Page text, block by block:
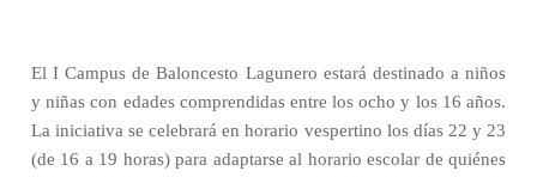
El I Campus de Baloncesto Lagunero estará destinado a niños
y niñas con edades comprendidas entre los ocho y los 16 años.
La iniciativa se celebrará en horario vespertino los días 22 y 23
(de 16 a 19 horas) para adaptarse al horario escolar de quiénes